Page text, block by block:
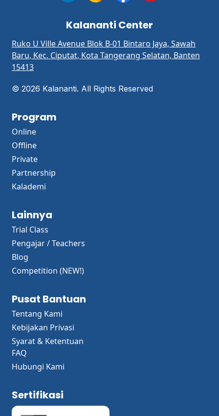
Kalananti Center
Ruko U Ville Avenue Blok B-01 Bintaro Jaya, Sawah
Baru, Kec. Ciputat, Kota Tangerang Selatan, Banten
15413
© 2026 Kalananti. All Rights Reserved
Program
Online
Offline
Private
Partnership
Kalademi
Lainnya
Trial Class
Pengajar / Teachers
Blog
Competition (NEW!)
Pusat Bantuan
Tentang Kami
Kebijakan Privasi
Syarat & Ketentuan
FAQ
Hubungi Kami
Sertifikasi